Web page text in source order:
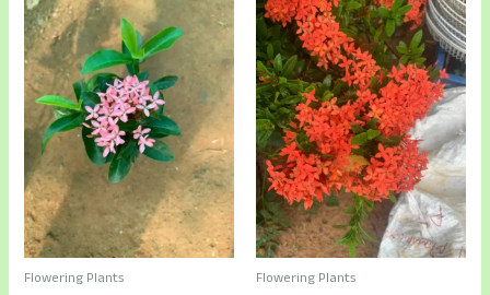
Flowering Plants Flowering Plants